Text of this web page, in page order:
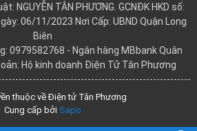
NGUYỄN TÂN PHƯƠNG. GCNĐK HKD số:
06/11/2023 Nơi Cấp: UBND Quận Long
Biên
0979582768 - Ngân hàng MBbank Quân
Hộ kinh doanh Điện Tử Tân Phương
thuộc về Điện tử Tân Phương
Cung cấp bởi Sapo